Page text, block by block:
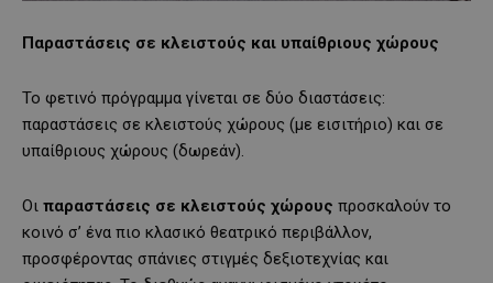
Παραστάσεις σε κλειστούς και υπαίθριους χώρους
Το φετινό πρόγραμμα γίνεται σε δύο διαστάσεις:
παραστάσεις σε κλειστούς χώρους (με εισιτήριο) και σε
υπαίθριους χώρους (δωρεάν).
Οι παραστάσεις σε κλειστούς χώρους προσκαλούν το
κοινό σ’ ένα πιο κλασικό θεατρικό περιβάλλον,
προσφέροντας σπάνιες στιγμές δεξιοτεχνίας και